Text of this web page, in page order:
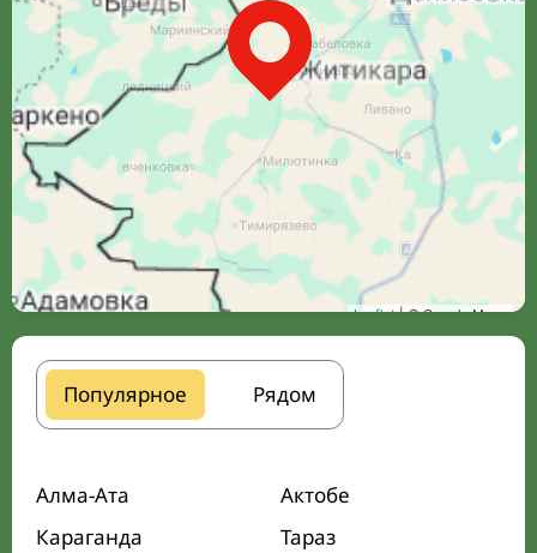
Leaflet| © Google Maps
Популярное Рядом
Алма-Ата
Актобе
Караганда
Тараз